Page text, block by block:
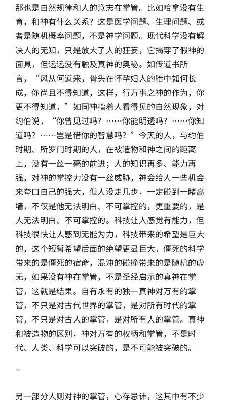
那也是自然规律和人的意志在掌管。比如哈拿没有生
育，和神有什么关系？这是医学问题、生理问题、或
者是随机概率问题，不是神学问题。现代科学没有解
决人的无知，只是放大了人的狂妄，它揭穿了假神的
面具，但远远没有触及真神的奥秘。如传道书所
言，“风从何道来，骨头在怀孕妇人的胎中如何长
成，你尚且不得知道，这样，行万事之神的作为，你
更不得知道。”如同神指着人看得见的自然现象，对
约伯说，“你曾见过吗？……你能明透吗？……你知
道吗？……岂是借你的智慧吗？”今天的人，与约伯
时期、所罗门时期的人，在被造物和神之间的距离
上，没有一丝一毫的前进；人的知识再多、能力再
强，对神的掌控力没有一丝威胁，神会给人一些机会
来夸口自己的强大，但人没走几步，一定碰到一睹高
墙，不仅是他无法明白、不可掌控的，更重要的，是
人无法明白、不可掌控的。科技让人感觉有能力，但
科技很快让人感到无能为力，科技带来的希望是巨大
的，这个短暂希望后面的绝望更显巨大。僵死的科学
带来的是僵死的宿命，混沌的碰撞带来的是随机的虚
无，如果没有神在掌管，不是圣经启示的真神在掌
管，这就是结果。自有永有的独一真神对万有的掌
管，不只是对古代世界的掌管，是对所有时代的掌
管，不只是对古人的掌管，是对所有人的掌管。真神
和被造物的区别，神对万有的权柄和掌管，不是时
代、人类、科学可以突破的，是不可能被突破的。
另一部分人则对神的掌管，心存忌讳，这其中有不少